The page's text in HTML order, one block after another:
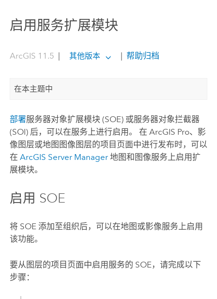
启用服务扩展模块
ArcGIS 11.5 其他版本 帮助归档
在本主题中
部署服务器对象扩展模块 (SOE) 或服务器对象拦截器
(SOI) 后，可以在服务上进行启用。 在 ArcGIS Pro、影
像图层或地图图像图层的项目页面中进行发布时，可以
在 ArcGIS Server Manager地图和图像服务上启用扩
展模块。
启用 SOE
将 SOE 添加至组织后，可以在地图或影像服务上启用
该功能。
要从图层的项目页面中启用服务的 SOE，请完成以下
步骤：